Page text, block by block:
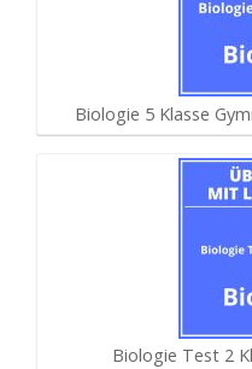
Biologie 5 Klasse
Biologie Test 2